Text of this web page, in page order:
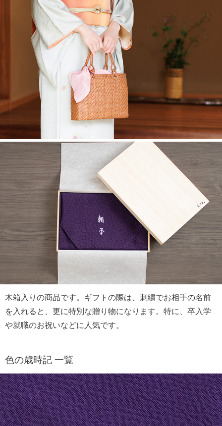
木箱入りの商品です。ギフトの際は、刺繍でお相手の名前
を入れると、更に特別な贈り物になります。特に、卒入学
や就職のお祝いなどに人気です。
色の歳時記 一覧